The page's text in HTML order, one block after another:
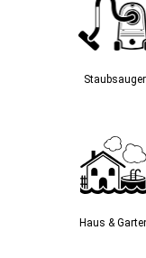
Staubsauger­
Haus &